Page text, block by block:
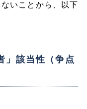
いことから、以下
」該当性（争点